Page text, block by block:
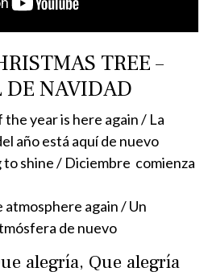
TREE –
DE NAVIDAD
year is here again / La
año está aquí de nuevo
shine / Diciembre comienza
atmosphere again / Un
de nuevo
alegría, Que alegría